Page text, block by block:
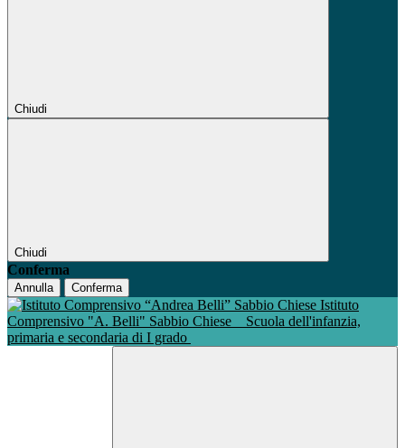
Chiudi
Chiudi
Conferma
Annulla Conferma
Istituto
Comprensivo "A. Belli" Sabbio Chiese
Scuola dell'infanzia,
primaria e secondaria di I grado